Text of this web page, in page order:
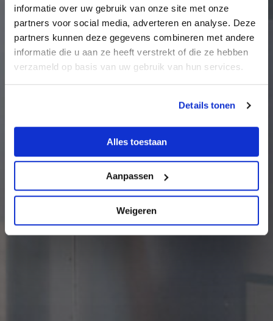
informatie over uw gebruik van onze site met onze
partners voor social media, adverteren en analyse. Deze
partners kunnen deze gegevens combineren met andere
informatie die u aan ze heeft verstrekt of die ze hebben
verzameld op basis van uw gebruik van hun services.
Details tonen
Alles toestaan
Aanpassen
Weigeren